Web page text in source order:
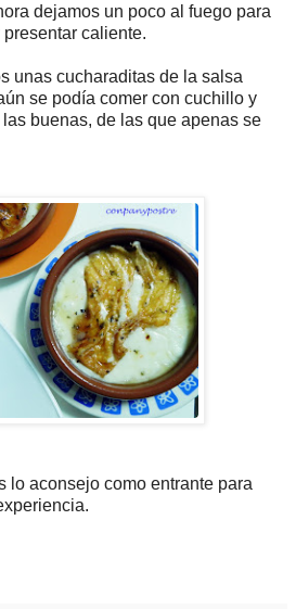
dejamos un poco al fuego para
caliente.
unas cucharaditas de la salsa
se podía comer con cuchillo y
buenas, de las que apenas se
lo aconsejo como entrante para